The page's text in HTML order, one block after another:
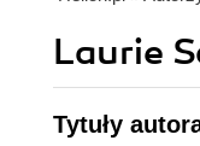
Laurie
Tytuły